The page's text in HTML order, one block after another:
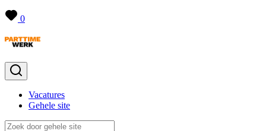
0
Vacatures
Gehele site